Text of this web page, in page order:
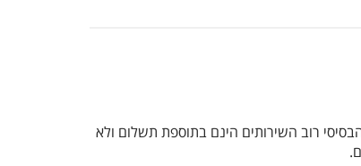
רוב השירותים הינם בתוספת תשלום ולא